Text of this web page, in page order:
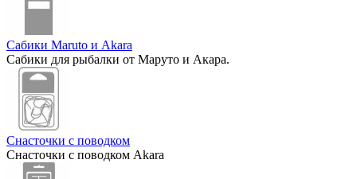
Сабики Maruto и Akara
Сабики для рыбалки от Маруто и Акара.
Снасточки с поводком
Снасточки с поводком Akara